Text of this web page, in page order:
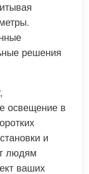
решения
освещение в
и
людям
ваших